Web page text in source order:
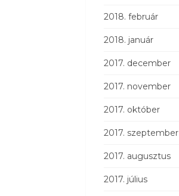
2018. február
2018. január
2017. december
2017. november
2017. október
2017. szeptember
2017. augusztus
2017. július